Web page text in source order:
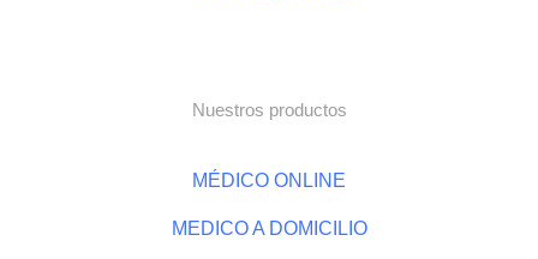
Nuestros productos
MÉDICO ONLINE
MEDICO A DOMICILIO